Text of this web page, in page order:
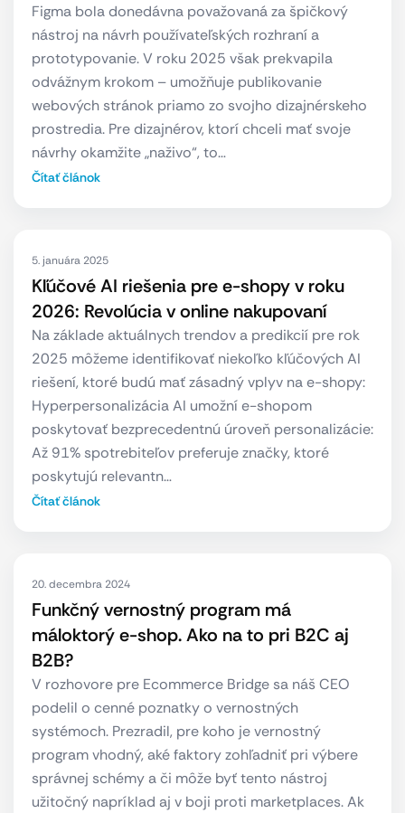
Figma bola donedávna považovaná za špičkový
nástroj na návrh používateľských rozhraní a
prototypovanie. V roku 2025 však prekvapila
odvážnym krokom – umožňuje publikovanie
webových stránok priamo zo svojho dizajnérskeho
prostredia. Pre dizajnérov, ktorí chceli mať svoje
návrhy okamžite „naživo“, to…
Čítať článok
5. januára 2025
Kľúčové AI riešenia pre e-shopy v roku
2026: Revolúcia v online nakupovaní
Na základe aktuálnych trendov a predikcií pre rok
2025 môžeme identifikovať niekoľko kľúčových AI
riešení, ktoré budú mať zásadný vplyv na e-shopy:
Hyperpersonalizácia AI umožní e-shopom
poskytovať bezprecedentnú úroveň personalizácie:
Až 91% spotrebiteľov preferuje značky, ktoré
poskytujú relevantn…
Čítať článok
20. decembra 2024
Funkčný vernostný program má
máloktorý e-shop. Ako na to pri B2C aj
B2B?
V rozhovore pre Ecommerce Bridge sa náš CEO
podelil o cenné poznatky o vernostných
systémoch. Prezradil, pre koho je vernostný
program vhodný, aké faktory zohľadniť pri výbere
správnej schémy a či môže byť tento nástroj
užitočný napríklad aj v boji proti marketplaces. Ak